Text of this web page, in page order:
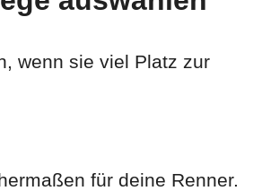
wenn sie viel Platz zur
für deine Renner.